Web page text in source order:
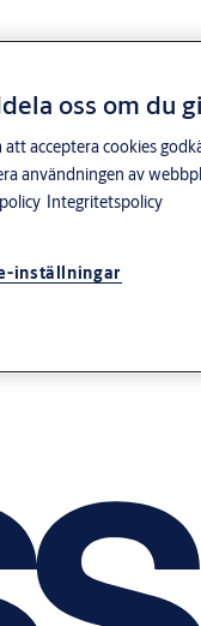
oss om du
att acceptera cookies
användningen av
Integritetspolicy
inställningar